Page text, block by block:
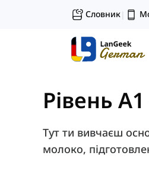
Словник|
Рівень A1
Тут ти вивчаєш
молоко,